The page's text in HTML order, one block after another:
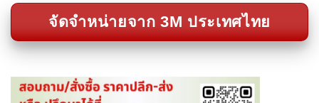
จัดจำหน่ายจาก 3M ประเทศไทย